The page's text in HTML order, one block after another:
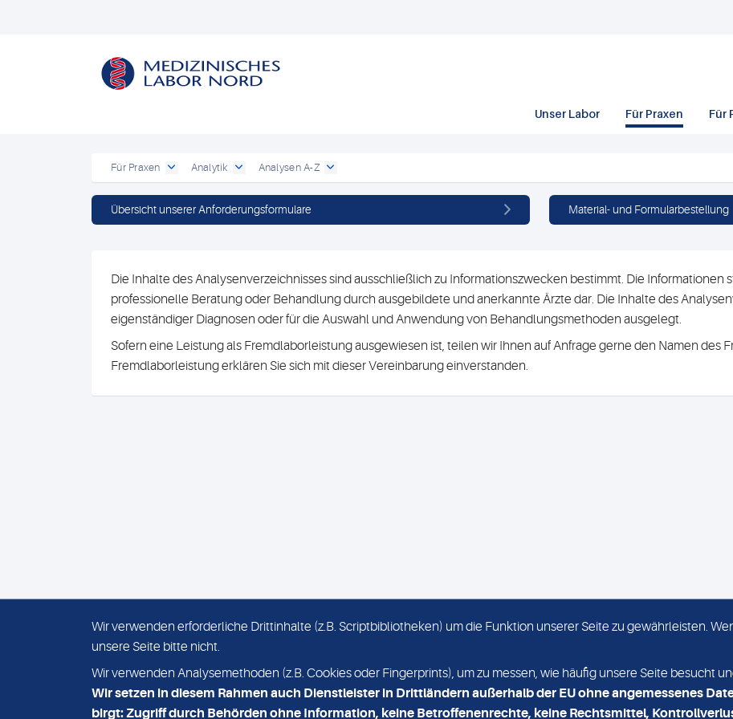
Unser Labor Für Praxen Für
Für Praxen Analytik Analysen A-Z
Übersicht unserer Anforderungsformulare Material- und Formularbestellung
Die Inhalte des Analysenverzeichnisses sind ausschließlich zu Informationszwecken bestimmt. Die Informationen
professionelle Beratung oder Behandlung durch ausgebildete und anerkannte Ärzte dar. Die Inhalte des
eigenständiger Diagnosen oder für die Auswahl und Anwendung von Behandlungsmethoden ausgelegt.
Sofern eine Leistung als Fremdlaborleistung ausgewiesen ist, teilen wir Ihnen auf Anfrage gerne den Namen des
Fremdlaborleistung erklären Sie sich mit dieser Vereinbarung einverstanden.
IMPRESSUM
Wir verwenden erforderliche Drittinhalte (z.B. Scriptbibliotheken) um die Funktion unserer Seite zu gewährleisten.
unsere Seite bitte nicht.
Wir verwenden Analysemethoden (z.B. Cookies oder Fingerprints), um zu messen, wie häufig unsere Seite besucht
Wir setzen in diesem Rahmen auch Dienstleister in Drittländern außerhalb der EU ohne angemessenes
birgt: Zugriff durch Behörden ohne Information, keine Betroffenenrechte, keine Rechtsmittel,